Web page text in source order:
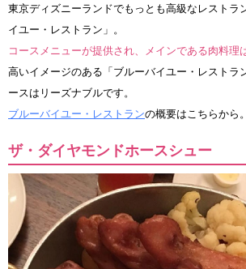
東京ディズニーランドでもっとも高級なレストラ
イユー・レストラン」。
コースメニューが提供され、メインである肉料理
高いイメージのある「ブルーバイユー・レストラ
ースはリーズナブルです。
ブルーバイユー・レストランの概要はこちらから。
ザ・ダイヤモンドホースシュー